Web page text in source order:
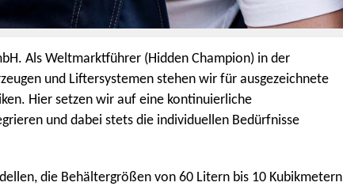
Als Weltmarktführer (Hidden Champion) in der
und Liftersystemen stehen wir für ausgezeichnete
Hier setzen wir auf eine kontinuierliche
und dabei stets die individuellen Bedürfnisse
die Behältergrößen von 60 Litern bis 10 Kubikmetern